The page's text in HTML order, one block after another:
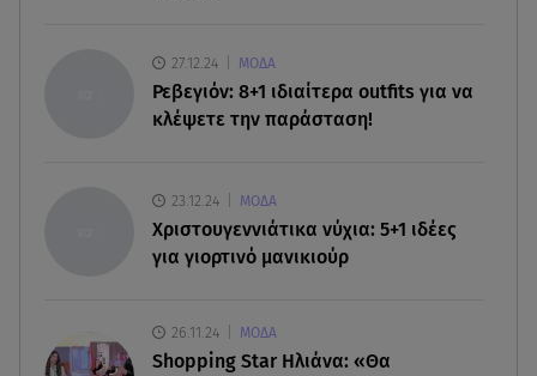
07.08.26 , 20:13
Κυψέλη: Tι βρέθηκε στο διαμέρισμα της
27.12.24 ΜΟΔΑ
Ρεβεγιόν: 8+1 ιδιαίτερα outfits για να
κλέψετε την παράσταση!
23.12.24 ΜΟΔΑ
Χριστουγεννιάτικα νύχια: 5+1 ιδέες
για γιορτινό μανικιούρ
26.11.24 ΜΟΔΑ
Shopping Star Ηλιάνα: «Θα